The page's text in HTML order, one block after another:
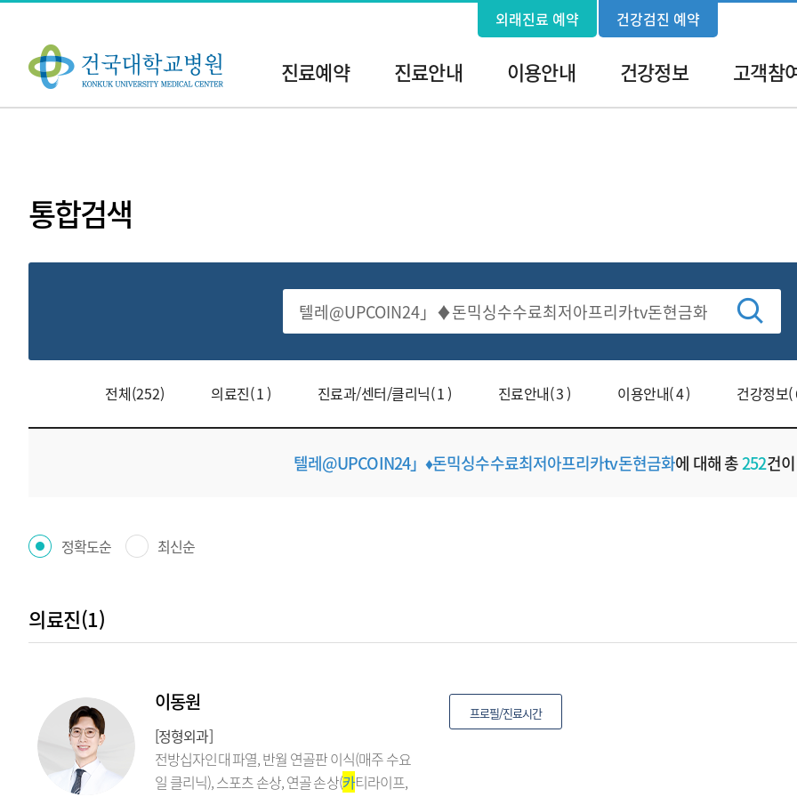
외래진료 예약 건강검진 예약
진료예약 진료안내 이용안내 건강정보 고객참
통합검색
색
전체(252) 의료진( 1 ) 진료과/센터/클리닉( 1 ) 진료안내( 3 ) 이용안내( 4 ) 건강정보(
텔레@UPCOIN24」♦돈믹싱수수료최저아프리카tv돈현금화에 대해 총252건
정확도순 최신순
의료진(1)
이동원
[정형외과]
전방십자인대 파열, 반월 연골판 이식(매주 수요
일 클리닉), 스포츠 손상, 연골 손상(카티라이프,
프로필/진료시간